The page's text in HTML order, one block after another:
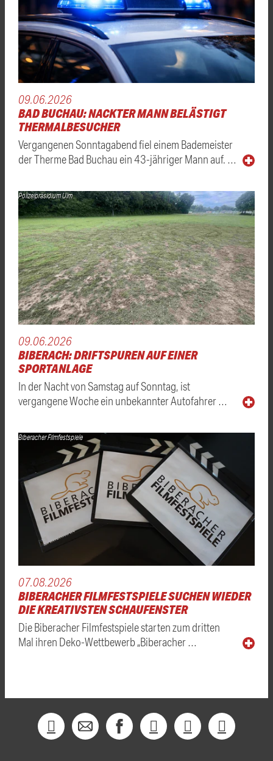
09.06.2026
BAD BUCHAU: NACKTER MANN BELÄSTIGT
THERMALBESUCHER
Vergangenen Sonntagabend fiel einem Bademeister
der Therme Bad Buchau ein 43-jähriger Mann auf. …
Polizeipräsidium Ulm
09.06.2026
BIBERACH: DRIFTSPUREN AUF EINER
SPORTANLAGE
In der Nacht von Samstag auf Sonntag, ist
vergangene Woche ein unbekannter Autofahrer …
Biberacher Filmfestspiele
07.08.2026
BIBERACHER FILMFESTSPIELE SUCHEN WIEDER
DIE KREATIVSTEN SCHAUFENSTER
Die Biberacher Filmfestspiele starten zum dritten
Mal ihren Deko-Wettbewerb „Biberacher …